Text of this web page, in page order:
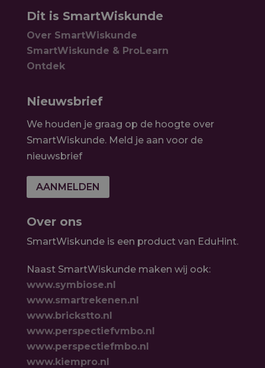
Dit is SmartWiskunde
Over SmartWiskunde
SmartWiskunde & ProLearn
Ontdek
Nieuwsbrief
We houden je graag op de hoogte over
SmartWiskunde. Meld je aan voor de
nieuwsbrief
AANMELDEN
Over ons
SmartWiskunde is een product van EduHint.
Naast SmartWiskunde maken wij ook:
www.symbiose.nl
www.smartrekenen.nl
www.brickstto.nl
www.perspectiefvmbo.nl
www.perspectiefmbo.nl
www.kiempro.nl